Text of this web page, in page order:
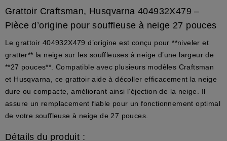
Grattoir Craftsman, Husqvarna 404932X479 –
Pièce d’origine pour souffleuse à neige 27 pouces
Le grattoir 404932X479 d’origine est conçu pour **niveler et
gratter** la neige sur les souffleuses à neige d’une largeur de
**27 pouces**. Compatible avec plusieurs modèles Craftsman
et Husqvarna, ce grattoir aide à décoller efficacement la neige
dure ou compacte, améliorant ainsi l’éjection de la neige. Il
assure un remplacement fiable pour un fonctionnement optimal
de votre souffleuse à neige de 27 pouces.
Détails du produit :